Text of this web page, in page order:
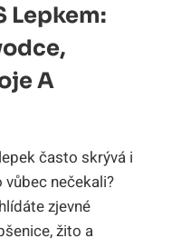
Lepkem:
A
často skrývá i
nečekali?
zjevné
žito a